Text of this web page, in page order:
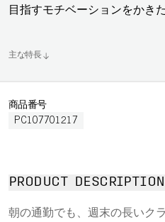
目指すモチベーションをかき
主な特長
商品番号
PC107701217
PRODUCT DESCRIPTION
朝の通勤でも、週末の長いク